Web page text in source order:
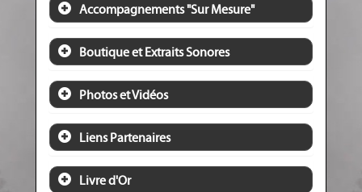
Accompagnements "Sur Mesure"
Boutique et Extraits Sonores
Photos et Vidéos
Liens Partenaires
Livre d'Or